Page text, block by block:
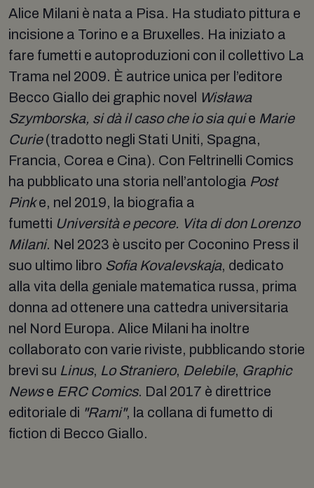
Alice Milani è nata a Pisa. Ha studiato pittura e
incisione a Torino e a Bruxelles. Ha iniziato a
fare fumetti e autoproduzioni con il collettivo La
Trama nel 2009. È autrice unica per l’editore
Becco Giallo dei graphic novel Wisława
Szymborska, si dà il caso che io sia quie Marie
Curie(tradotto negli Stati Uniti, Spagna,
Francia, Corea e Cina). Con Feltrinelli Comics
ha pubblicato una storia nell’antologia Post
Pinke, nel 2019, la biografia a
fumetti Università e pecore. Vita di don Lorenzo
Milani. Nel 2023 è uscito per Coconino Press il
suo ultimo libro Sofia Kovalevskaja, dedicato
alla vita della geniale matematica russa, prima
donna ad ottenere una cattedra universitaria
nel Nord Europa. Alice Milani ha inoltre
collaborato con varie riviste, pubblicando storie
brevi su Linus, Lo Straniero, Delebile, Graphic
Newse ERC Comics. Dal 2017 è direttrice
editoriale di "Rami", la collana di fumetto di
fiction di Becco Giallo.